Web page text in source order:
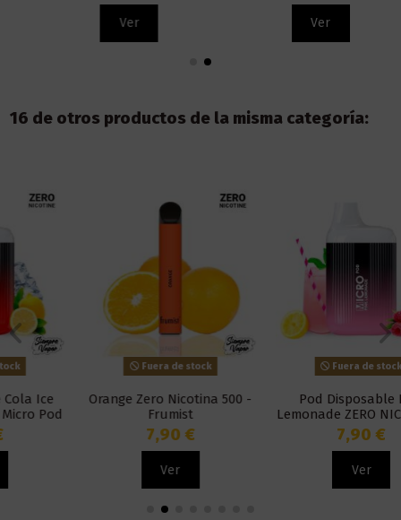
16 de otros productos de la misma categoría:
Fuera de stock
Orange Zero Nicotina 500 -
Fuera de stock
Pod Disposable Pink
Lemonade ZERO NICOTINE -